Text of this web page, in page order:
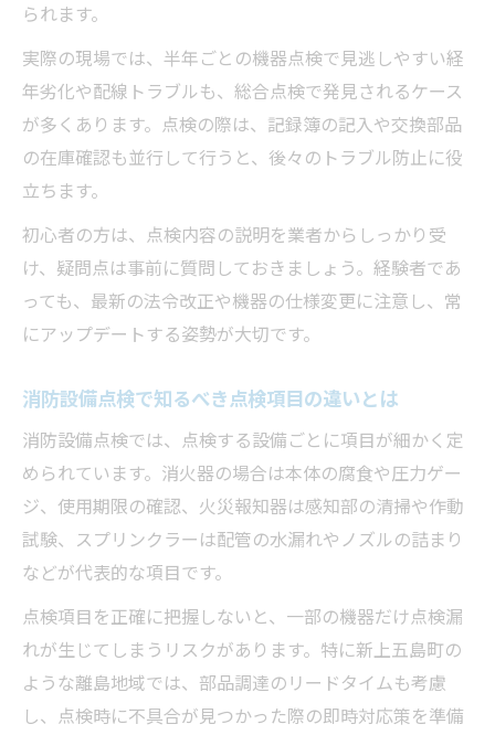
られます。
実際の現場では、半年ごとの機器点検で見逃しやすい経
年劣化や配線トラブルも、総合点検で発見されるケース
が多くあります。点検の際は、記録簿の記入や交換部品
の在庫確認も並行して行うと、後々のトラブル防止に役
立ちます。
初心者の方は、点検内容の説明を業者からしっかり受
け、疑問点は事前に質問しておきましょう。経験者であ
っても、最新の法令改正や機器の仕様変更に注意し、常
にアップデートする姿勢が大切です。
消防設備点検で知るべき点検項目の違いとは
消防設備点検では、点検する設備ごとに項目が細かく定
められています。消火器の場合は本体の腐食や圧力ゲー
ジ、使用期限の確認、火災報知器は感知部の清掃や作動
試験、スプリンクラーは配管の水漏れやノズルの詰まり
などが代表的な項目です。
点検項目を正確に把握しないと、一部の機器だけ点検漏
れが生じてしまうリスクがあります。特に新上五島町の
ような離島地域では、部品調達のリードタイムも考慮
し、点検時に不具合が見つかった際の即時対応策を準備